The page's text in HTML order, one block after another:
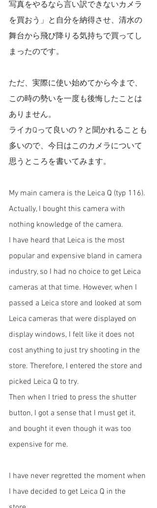
写真をやるなら言い訳できないカメラ
を買おう」と自分を納得させ、清水の
舞台から飛び降りる気持ちで買ってし
まったのです。
ただ、実際に使い始めてから今まで、
この時の勢いを一度も後悔したことは
ありません。
ライカQって良いの？と聞かれることも
多いので、今日はこのカメラについて
思うところを書いてみます。
My main camera is the Leica Q (typ 116).
Actually, I bought this camera with
nothing knowledge of the camera.
I have heard that Leica is the most
popular and expensive bland in camera
industry, so I had no choice to get Leica
cameras at that time. However, when I
passed a Leica store and looked at som
Leica cameras that were displayed on
display windows, I felt like it does not
cost anything to just try shooting in the
store. Therefore, I entered the store and
picked Leica Q to try.
Then when I tried to press the shutter
button, I got a sense that I must get it,
and bought it even though it was too
expensive for me.
I have never regretted the moment when
I have decided to get Leica Q in the